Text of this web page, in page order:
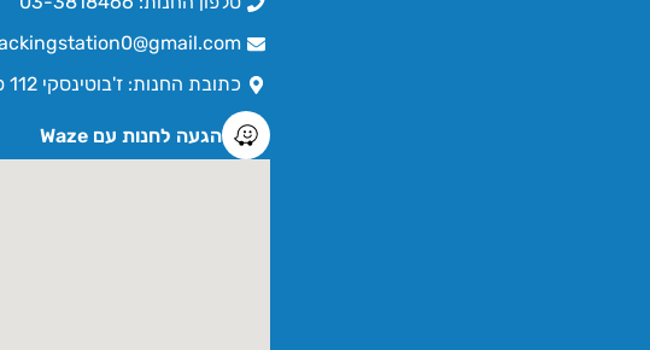
כתובת החנות: ז'בוטינסקי 112 פתח תקווה
הגעה לחנות עם Waze